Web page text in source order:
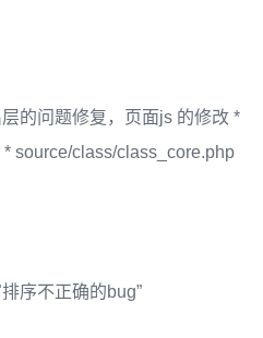
的问题修复，页面js 的修改 *
source/class/class_core.php
序不正确的bug”